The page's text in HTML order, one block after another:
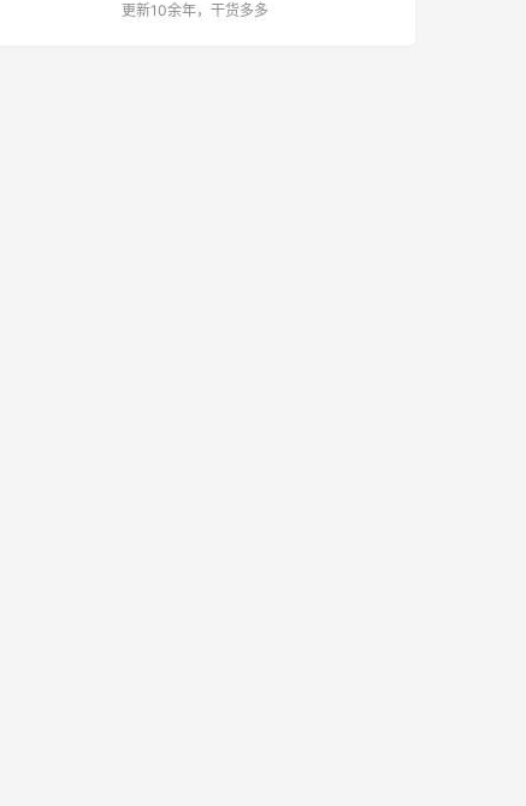
更新10余年，干货多多